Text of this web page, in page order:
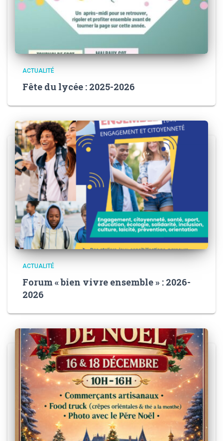
ACTUALITÉ
Fête du lycée : 2025-2026
ACTUALITÉ
Forum « bien vivre ensemble » : 2026-
2026